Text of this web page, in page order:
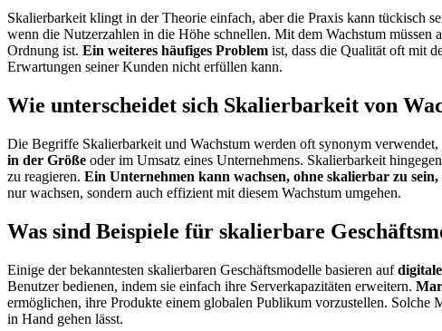
Skalierbarkeit klingt in der Theorie einfach, aber die Praxis kann tückisch
wenn die Nutzerzahlen in die Höhe schnellen. Mit dem Wachstum
Ordnung ist. Ein weiteres häufiges Problem ist, dass die Qualität oft mit
Erwartungen seiner Kunden nicht erfüllen kann.
Wie unterscheidet sich Skalierbarkeit von
Die Begriffe Skalierbarkeit und Wachstum werden oft synonym
in der Größe oder im Umsatz eines Unternehmens. Skalierbarkeit
zu reagieren. Ein Unternehmen kann wachsen, ohne skalierbar zu sein,
nur wachsen, sondern auch effizient mit diesem Wachstum umgehen.
Was sind Beispiele für skalierbare
Einige der bekanntesten skalierbaren Geschäftsmodelle basieren auf
Benutzer bedienen, indem sie einfach ihre Serverkapazitäten erweitern.
ermöglichen, ihre Produkte einem globalen Publikum vorzustellen.
in Hand gehen lässt.